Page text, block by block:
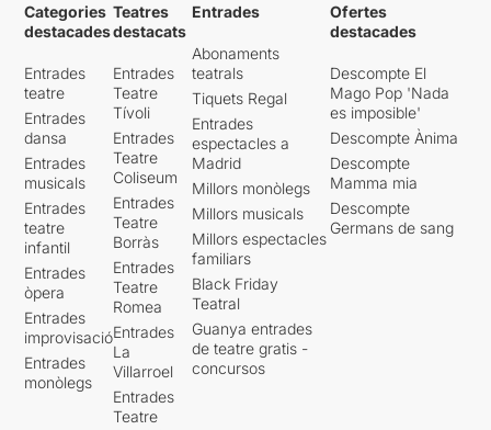
Categories
destacades
Entrades
teatre
Entrades
dansa
Entrades
musicals
Entrades
teatre
infantil
Entrades
òpera
Entrades
improvisació
Entrades
monòlegs
Teatres
destacats
Entrades
Teatre
Tívoli
Entrades
Teatre
Coliseum
Entrades
Teatre
Borràs
Entrades
Teatre
Romea
Entrades
La
Villarroel
Entrades
Teatre
Entrades
Abonaments
teatrals
Tiquets Regal
Entrades
espectacles a
Madrid
Millors monòlegs
Millors musicals
Millors espectacles
familiars
Black Friday
Teatral
Guanya entrades
de teatre gratis -
concursos
Ofertes
destacades
Descompte El
Mago Pop 'Nada
es imposible'
Descompte Ànima
Descompte
Mamma mia
Descompte
Germans de sang